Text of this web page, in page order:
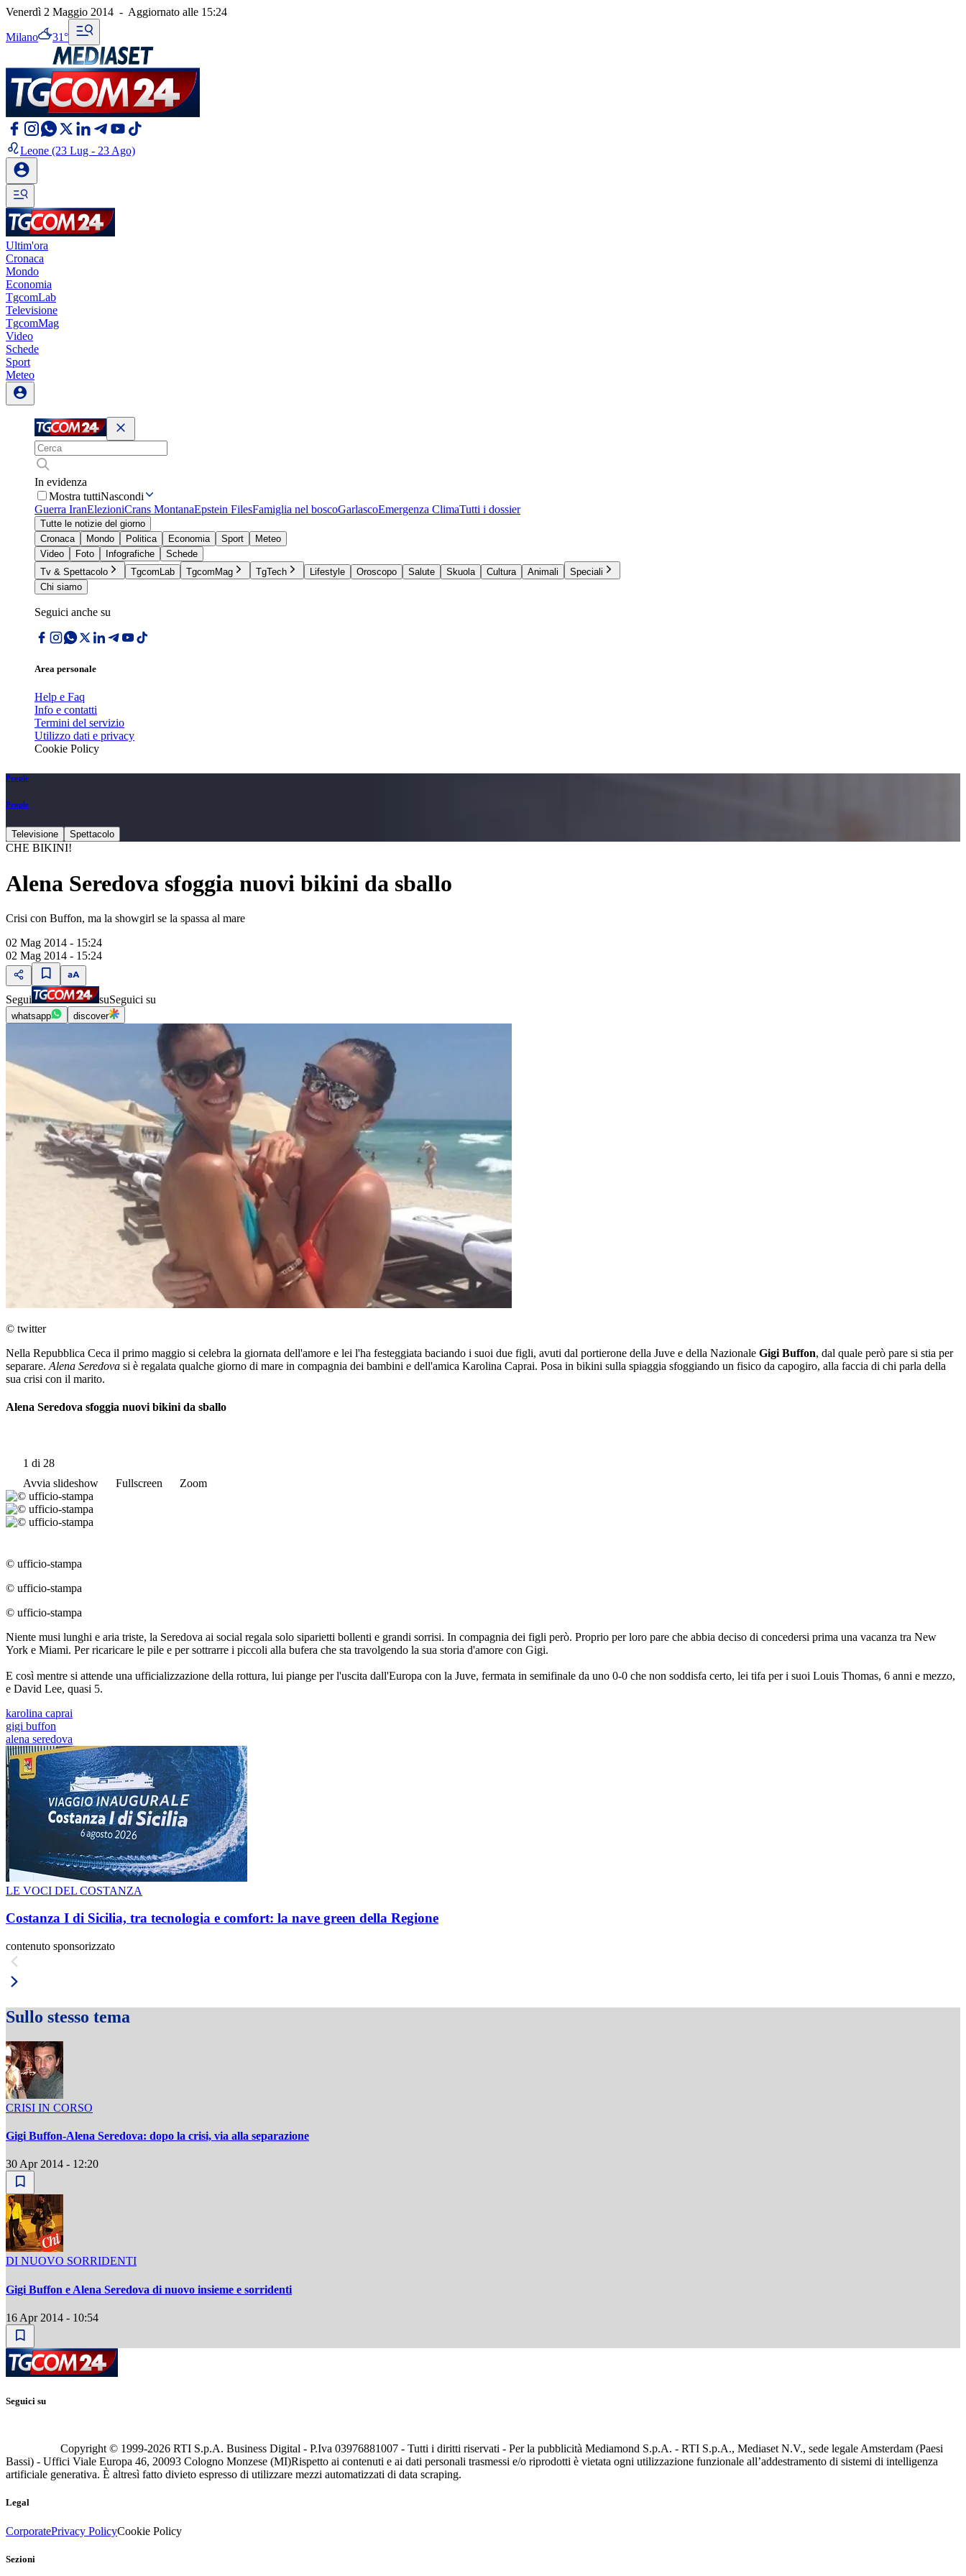
Venerdì 2 Maggio 2014 - Aggiornato alle 15:24
Milano 31°
Leone (23 Lug - 23 Ago)
Ultim'ora
Cronaca
Mondo
Economia
TgcomLab
Televisione
TgcomMag
Video
Schede
Sport
Meteo
In evidenza
Mostra tuttiNascondi
Guerra IranElezioniCrans MontanaEpstein FilesFamiglia nel boscoGarlascoEmergenza ClimaTutti i dossier
Tutte le notizie del giorno
Cronaca
Mondo Politica Economia Sport
Meteo
Video
Foto Infografiche
Schede
Tv & Spettacolo
TgcomLab TgcomMag TgTech Lifestyle Oroscopo Salute Skuola Cultura Animali
Speciali
Chi siamo
Seguici anche su
Area personale
Help e Faq
Info e contatti
Termini del servizio
Utilizzo dati e privacy
Cookie Policy
People
People
Televisione Spettacolo
CHE BIKINI!
Alena Seredova sfoggia nuovi bikini da sballo
Crisi con Buffon, ma la showgirl se la spassa al mare
02 Mag 2014 - 15:24
02 Mag 2014 - 15:24
Segui suSeguici su
whatsapp discover
© twitter
Nella Repubblica Ceca il primo maggio si celebra la giornata dell'amore e lei l'ha festeggiata baciando i suoi due figli, avuti dal portierone della Juve e della Nazionale Gigi Buffon, dal quale però pare si stia per
separare. Alena Seredova si è regalata qualche giorno di mare in compagnia dei bambini e dell'amica Karolina Caprai. Posa in bikini sulla spiaggia sfoggiando un fisico da capogiro, alla faccia di chi parla della
sua crisi con il marito.
Alena Seredova sfoggia nuovi bikini da sballo
1 di 28
Avvia slideshow
Fullscreen Zoom
© ufficio-stampa
© ufficio-stampa
© ufficio-stampa
Niente musi lunghi e aria triste, la Seredova ai social regala solo siparietti bollenti e grandi sorrisi. In compagnia dei figli però. Proprio per loro pare che abbia deciso di concedersi prima una vacanza tra New
York e Miami. Per ricaricare le pile e per sottrarre i piccoli alla bufera che sta travolgendo la sua storia d'amore con Gigi.
E così mentre si attende una ufficializzazione della rottura, lui piange per l'uscita dall'Europa con la Juve, fermata in semifinale da uno 0-0 che non soddisfa certo, lei tifa per i suoi Louis Thomas, 6 anni e mezzo,
e David Lee, quasi 5.
karolina caprai
gigi buffon
alena seredova
LE VOCI DEL COSTANZA
Costanza I di Sicilia, tra tecnologia e comfort: la nave green della Regione
contenuto sponsorizzato
Sullo stesso tema
CRISI IN CORSO
Gigi Buffon-Alena Seredova: dopo la crisi, via alla separazione
30 Apr 2014 - 12:20
DI NUOVO SORRIDENTI
Gigi Buffon e Alena Seredova di nuovo insieme e sorridenti
16 Apr 2014 - 10:54
Seguici su
Copyright © 1999-2026 RTI S.p.A. Business Digital - P.Iva 03976881007 - Tutti i diritti riservati - Per la pubblicità Mediamond S.p.A. - RTI S.p.A., Mediaset N.V., sede legale Amsterdam (Paesi
Bassi) - Uffici Viale Europa 46, 20093 Cologno Monzese (MI)Rispetto ai contenuti e ai dati personali trasmessi e/o riprodotti è vietata ogni utilizzazione funzionale all’addestramento di sistemi di intelligenza
artificiale generativa. È altresì fatto divieto espresso di utilizzare mezzi automatizzati di data scraping.
Legal
CorporatePrivacy PolicyCookie Policy
Sezioni